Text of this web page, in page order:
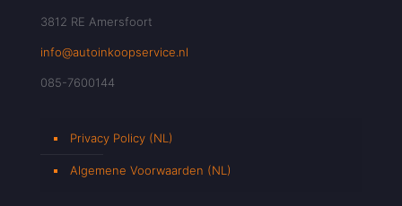
3812 RE Amersfoort
info@autoinkoopservice.nl
085-7600144
Privacy Policy (NL)
Algemene Voorwaarden (NL)